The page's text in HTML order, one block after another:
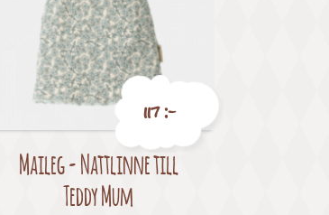
Pris
117 :-
Maileg - Nattlinne till
Teddy Mum